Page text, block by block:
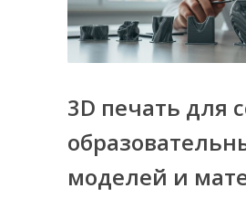
3D печать для
моделей и